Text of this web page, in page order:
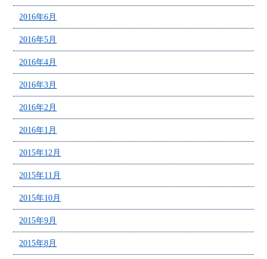
2016年6月
2016年5月
2016年4月
2016年3月
2016年2月
2016年1月
2015年12月
2015年11月
2015年10月
2015年9月
2015年8月